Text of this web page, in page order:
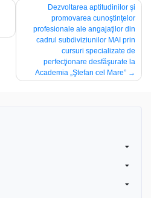
Dezvoltarea aptitudinilor şi
promovarea cunoştinţelor
profesionale ale angajaţilor din
cadrul subdiviziunilor MAI prin
cursuri specializate de
perfecţionare desfăşurate la
Academia „Ştefan cel Mare”